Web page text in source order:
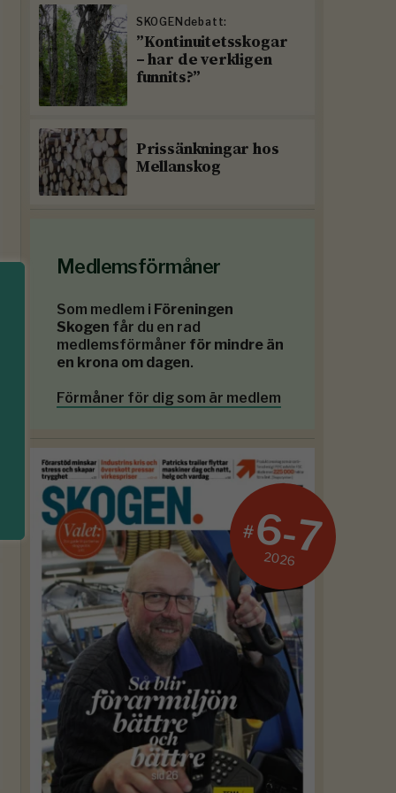
SKOGENdebatt:
”Kontinuitetsskogar
– har de verkligen
funnits?”
Prissänkningar hos
Mellanskog
Medlemsförmåner
Som medlem i Föreningen
Skogen får du en rad
medlemsförmåner för mindre än
en krona om dagen.
Förmåner för dig som är medlem
#6-7
2026